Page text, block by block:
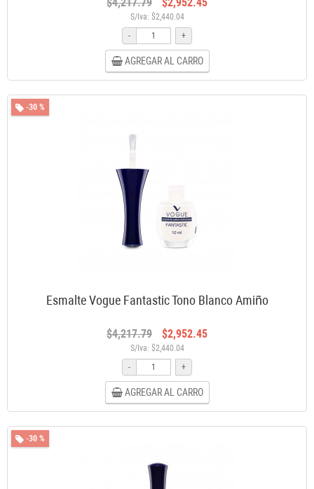
S/Iva: $2,440.04
-
+
AGREGAR AL CARRO
-30 %
Esmalte Vogue Fantastic Tono Blanco Amiño
$4,217.79 $2,952.45
S/Iva: $2,440.04
-
+
AGREGAR AL CARRO
-30 %